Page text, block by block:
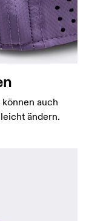
auch
ändern.